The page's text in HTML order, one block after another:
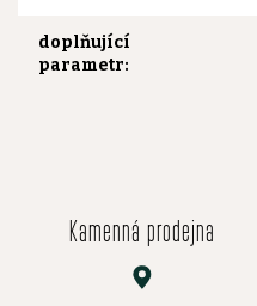
doplňující
parametr:
Kamenná prodejna